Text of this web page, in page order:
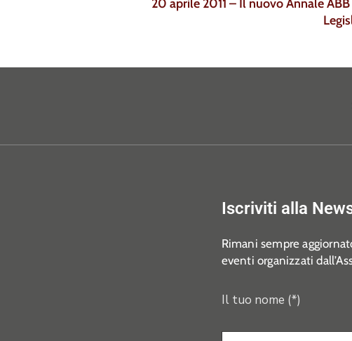
20 aprile 2011 – Il nuovo Annale
Iscriviti alla
Rimani sempre
eventi organizzati
Il tuo nome (*)